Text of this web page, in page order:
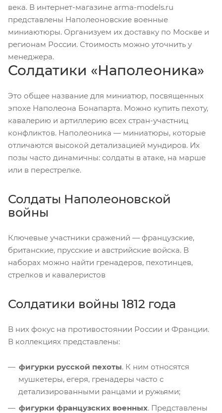
века. В интернет-магазине arma-models.ru
представлены Наполеоновские военные
миниаютюры. Организуем их доставку по Москве и
регионам России. Стоимость можно уточнить у
менеджера.
Солдатики «Наполеоника»
Это общее название для миниатюр, посвященных
эпохе Наполеона Бонапарта. Можно купить пехоту,
кавалерию и артиллерию всех стран-участниц
конфликтов. Наполеоника — миниатюры, которые
отличаются высокой детализацией мундиров. Их
позы часто динамичны: солдаты в атаке, на марше
или в перестрелке.
Солдаты Наполеоновской
войны
Ключевые участники сражений — французские,
британские, прусские и австрийские войска. В
наборах можно найти гренадеров, пехотинцев,
стрелков и кавалеристов
Солдатики войны 1812 года
В них фокус на противостоянии России и Франции.
В коллекциях представлены:
фигурки русской пехоты. К ним относятся
мушкетеры, егеря, гренадеры часто с
детализированными ранцами и ружьями;
фигурки французских военных. Представлены